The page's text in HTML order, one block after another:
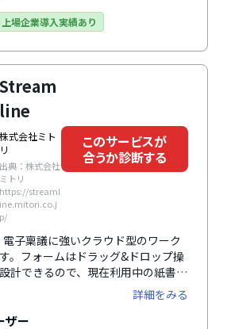
た、旅費や交通費の経費申請に関し
の読込が可能で、オプションとして
でき、海外出張時にも活用できま
仮払の内容を流用した伝票を自動作
フォーマットのFBデータの出力や
ン機能の追加、振替伝票や、予実管
ート機能も搭載されています。
上場企業導入実績あり
Stream
line
株式会社ミト
リ
出典：株式会社
ミトリ
https://streaml
ine.mitori.co.j
p/
このサービスが
合うか診断する
子稟議に強いクラウド型のワーク
。フォームはドラッグ&ドロップ操
計できるので、現在利用中の紙書式
作成可能です。また、複雑なルート
徴。組織情報からの自動設定はもち
額や各種選択値によって回付先ルー
詳細をみる
ザー